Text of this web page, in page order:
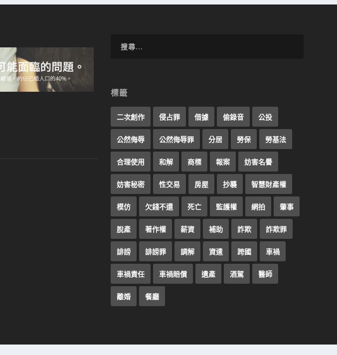
標籤
二次創作 侵占罪 借據 偷錄音 公投
公然侮辱 公然侮辱罪 分居 勞保 勞基法
合理使用 和解 商標 報案 妨害名譽
妨害秘密 性交易 房屋 抄襲 智慧財產權
模仿 欠錢不還 死亡 監護權 網拍 肇事
脫產 著作權 薪資 補助 詐欺 詐欺罪
誹謗 誹謗罪 調解 資遣 跨國 車禍
車禍責任 車禍賠償 遺產 酒駕 醫師
離婚 餐廳